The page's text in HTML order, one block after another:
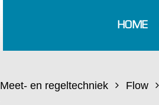
HOME
Meet- en regeltechniek Flow